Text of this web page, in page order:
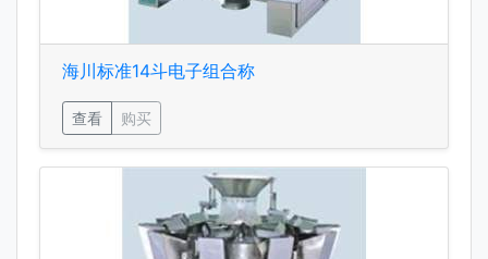
海川标准14斗电子组合称
查看 购买